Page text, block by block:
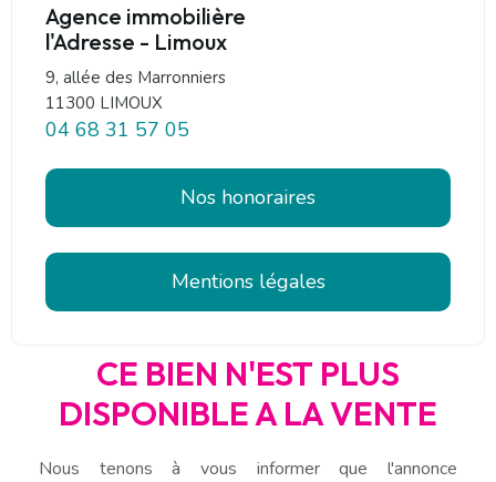
Agence immobilière
l'Adresse - Limoux
9, allée des Marronniers
11300 LIMOUX
04 68 31 57 05
Nos honoraires
Mentions légales
CE BIEN N'EST PLUS
DISPONIBLE A LA VENTE
Nous tenons à vous informer que l'annonce